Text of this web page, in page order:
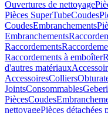
Ouvertures de nettoyage
Pièces SuperTubeCoudes
CoudesEmbranchements
Embranchements
Raccordements
Raccordements à emboîter
d'autres matériaux
AccessoiresColliers
JointsConsommables
PiècesCoudes
nettoyagePièces détachées